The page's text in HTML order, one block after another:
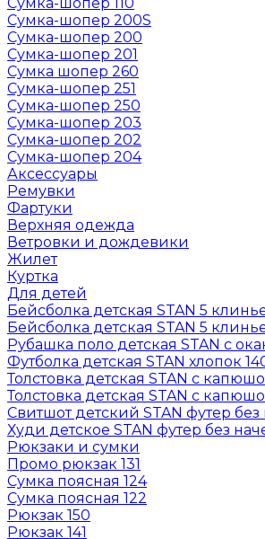
Сумка-шопер 200S
Сумка-шопер 200
Сумка-шопер 201
Сумка шопер 260
Сумка-шопер 251
Сумка-шопер 250
Сумка-шопер 203
Сумка-шопер 202
Сумка-шопер 204
Аксессуары
Ремувки
Фартуки
Верхняя одежда
Ветровки и дождевики
Жилет
Куртка
Для детей
Бейсболка детская STAN 5
Бейсболка детская STAN 5
Рубашка поло детская STAN с
Футболка детская STAN хлопок
Толстовка детская STAN с
Толстовка детская STAN с
Свитшот детский STAN футер без
Худи детское STAN футер без
Рюкзаки и сумки
Промо рюкзак 131
Сумка поясная 124
Сумка поясная 122
Рюкзак 150
Рюкзак 141